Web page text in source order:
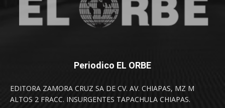
Periodico EL ORBE
EDITORA ZAMORA CRUZ SA DE CV. AV. CHIAPAS, MZ M
ALTOS 2 FRACC. INSURGENTES TAPACHULA CHIAPAS.